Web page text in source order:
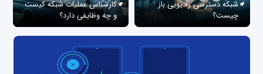
شبکه دسترسی رادیویی باز
چیست؟
کارشناس عملیات شبکه کیست
و چه وظایفی دارد؟